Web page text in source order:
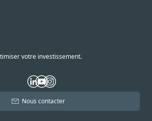
votre investissement.
Nous contacter